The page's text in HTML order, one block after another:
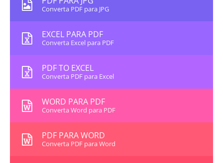
Converta PDF para JPG
EXCEL PARA PDF
Converta Excel para PDF
PDF TO EXCEL
Converta PDF para Excel
WORD PARA PDF
Converta Word para PDF
PDF PARA WORD
Converta PDF para Word